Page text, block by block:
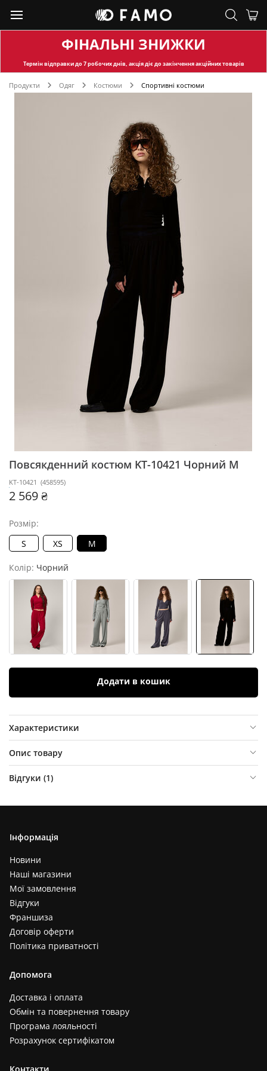
ФІНАЛЬНІ ЗНИЖКИ
Термін відправкидо 7 робочих днів, акція діє до закінчення акційних товарів
Продукти Одяг Костюми Спортивні костюми
Повсякденний костюм KT-10421 Чорний M
KT-10421 (458595)
2 569 ₴
Розмір:
S
XS M
Колір: Чорний
Додати в кошик
Характеристики
Опис товару
Відгуки (1)
Інформація
Новини
Наші магазини
Мої замовлення
Відгуки
Франшиза
Договір оферти
Політика приватності
Допомога
Доставка і оплата
Обмін та повернення товару
Програма лояльності
Розрахунок сертифікатом